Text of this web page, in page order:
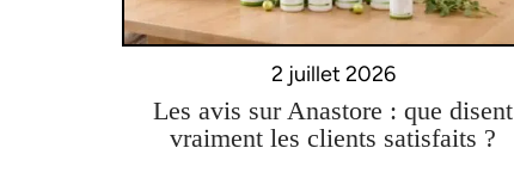
2 juillet 2026
Les avis sur Anastore : que disent
vraiment les clients satisfaits ?